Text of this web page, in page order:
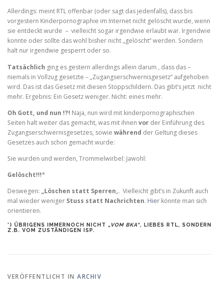
Allerdings: meint RTL offenbar (oder sagt das jedenfalls), dass bis
vorgestern Kinderpornographie im Internet nicht gelöscht wurde, wenn
sie entdeckt wurde – vielleicht sogar irgendwie erlaubt war. Irgendwie
konnte oder sollte das wohl bisher nicht „gelöscht“ werden. Sondern
halt nur irgendwie gesperrt oder so.
Tatsächlich ging es gestern allerdings allein darum , dass das –
niemals in Vollzug gesetzte – „Zugangserschwernisgesetz“ aufgehoben
wird. Das ist das Gesetz mit diesen Stoppschildern. Das gibt’s jetzt nicht
mehr. Ergebnis: Ein Gesetz weniger. Nicht: eines mehr.
Oh Gott, und nun !?! Naja, nun wird mit kinderpornographischen
Seiten halt weiter das gemacht, was mit ihnen vor der Einführung des
Zugangserschwernisgesetzes, sowie während der Geltung dieses
Gesetzes auch schon gemacht wurde:
Sie wurden und werden, Trommelwirbel: Jawohl:
Gelöscht!!!*
Deswegen: „Löschen statt Sperren„. Vielleicht gibt’s in Zukunft auch
mal wieder weniger Stuss statt Nachrichten. Hier könnte man sich
orientieren.
*) ÜBRIGENS IMMERNOCH NICHT „VOM BKA“, LIEBES RTL, SONDERN
Z.B. VOM ZUSTÄNDIGEN ISP.
VERÖFFENTLICHT IN ARCHIV